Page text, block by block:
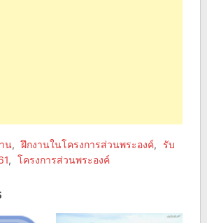
น, ฝึกงานในโครงการส่วนพระองค์,
รับ
, โครงการส่วนพระองค์